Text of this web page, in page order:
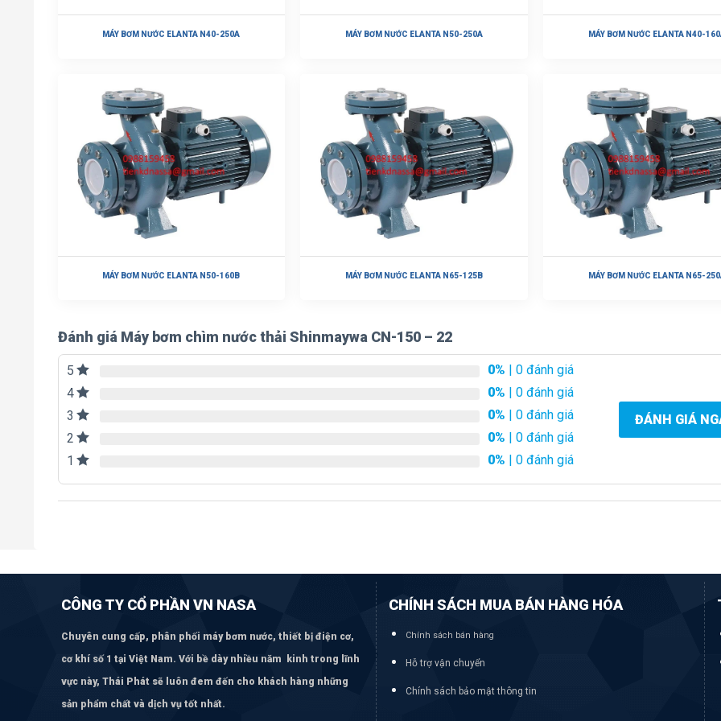
MÁY BƠM NƯỚC ELANTA N40-250A MÁY BƠM NƯỚC ELANTA N50-250A MÁY BƠM NƯỚC ELANTA N40-
MÁY BƠM NƯỚC ELANTA N50-160B MÁY BƠM NƯỚC ELANTA N65-125B MÁY BƠM NƯỚC ELANTA N65-
Đánh giá Máy bơm chìm nước thải Shinmaywa CN-150 – 22
5 0% | 0 đánh giá
4
0% | 0 đánh giá
3
0% | 0 đánh giá
2
0% | 0 đánh giá
1
0% | 0 đánh giá
ĐÁNH GIÁ
CÔNG TY CỔ PHẦN VN NASA
Chuyên cung cấp, phân phối máy bơm nước, thiết bị điện cơ,
cơ khí số 1 tại Việt Nam. Với bề dày nhiều năm kinh trong lĩnh
vực này, Thái Phát sẽ luôn đem đến cho khách hàng những
sản phẩm chất và dịch vụ tốt nhất.
CHÍNH SÁCH MUA BÁN HÀNG HÓA
Chính sách bán hàng
Hỗ trợ vận chuyển
Chính sách bảo mật thông tin